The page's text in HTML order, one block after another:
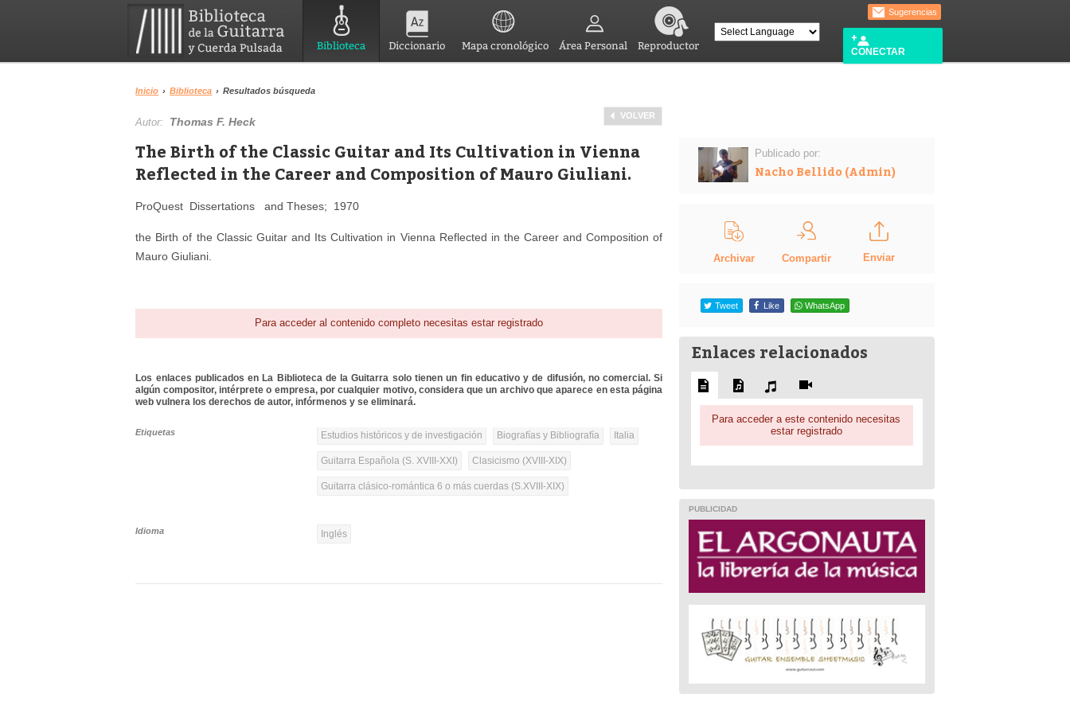
Biblioteca Diccionario Mapa cronológico Área Personal Reproductor
Sugerencias
CONECTAR
Inicio › Biblioteca › Resultados búsqueda
VOLVER
Autor: Thomas F. Heck
The Birth of the Classic Guitar and Its Cultivation in Vienna
Reflected in the Career and Composition of Mauro Giuliani.
ProQuest Dissertations and Theses; 1970
the Birth of the Classic Guitar and Its Cultivation in Vienna Reflected in the Career and Composition of
Mauro Giuliani.
Para acceder al contenido completo necesitas estar registrado
Los enlaces publicados en La Biblioteca de la Guitarra solo tienen un fin educativo y de difusión, no comercial. Si
algún compositor, intérprete o empresa, por cualquier motivo, considera que un archivo que aparece en esta página
web vulnera los derechos de autor, infórmenos y se eliminará.
Etiquetas Estudios históricos y de investigación Biografías y Bibliografía Italia
Guitarra Española (S. XVIII-XXI) Clasicismo (XVIII-XIX)
Guitarra clásico-romántica 6 o más cuerdas (S.XVIII-XIX)
Idioma Inglés
Publicado por:
Nacho Bellido (Admin)
Archivar Compartir Enviar
Tweet Like WhatsApp
Enlaces relacionados
Para acceder a este contenido necesitas
estar registrado
PUBLICIDAD